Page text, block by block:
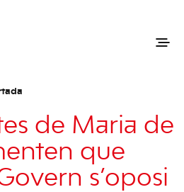
de Maria de
que
s’oposi